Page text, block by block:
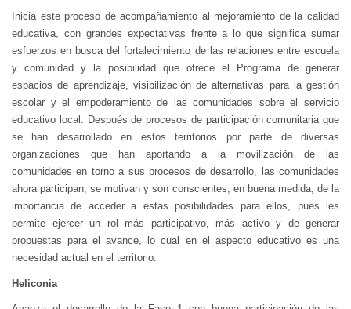
Inicia este proceso de acompañamiento al mejoramiento de la calidad
educativa, con grandes expectativas frente a lo que significa sumar
esfuerzos en busca del fortalecimiento de las relaciones entre escuela
y comunidad y la posibilidad que ofrece el Programa de generar
espacios de aprendizaje, visibilización de alternativas para la gestión
escolar y el empoderamiento de las comunidades sobre el servicio
educativo local. Después de procesos de participación comunitaria que
se han desarrollado en estos territorios por parte de diversas
organizaciones que han aportando a la movilización de las
comunidades en torno a sus procesos de desarrollo, las comunidades
ahora participan, se motivan y son conscientes, en buena medida, de la
importancia de acceder a estas posibilidades para ellos, pues les
permite ejercer un rol más participativo, más activo y de generar
propuestas para el avance, lo cual en el aspecto educativo es una
necesidad actual en el territorio.
Heliconia